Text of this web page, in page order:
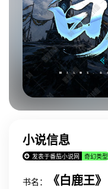
小说信息
发表于番茄小说网 奇幻类型
书名： 《白鹿王》